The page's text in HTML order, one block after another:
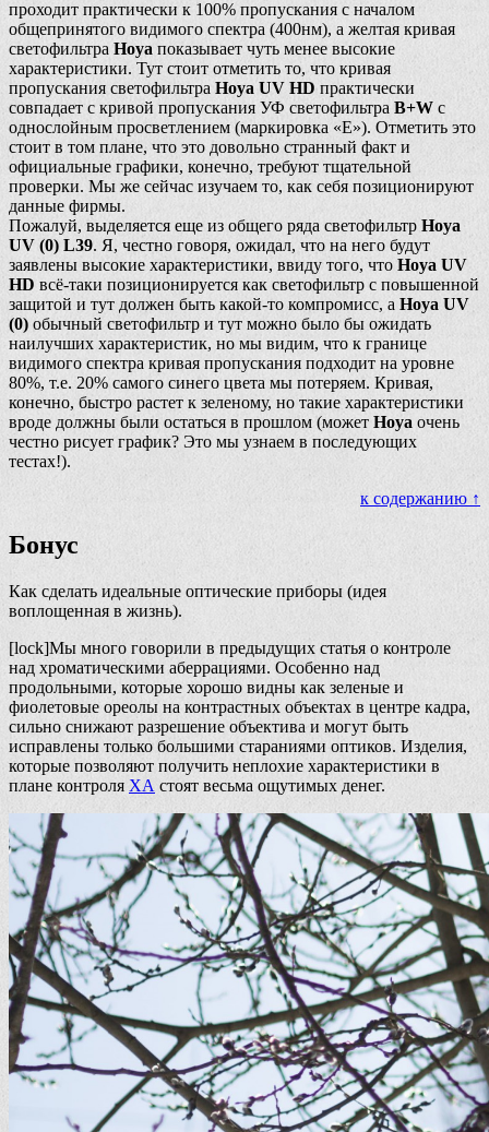
проходит практически к 100% пропускания с началом
общепринятого видимого спектра (400нм), а желтая кривая
светофильтра Hoya показывает чуть менее высокие
характеристики. Тут стоит отметить то, что кривая
пропускания светофильтра Hoya UV HD практически
совпадает с кривой пропускания УФ светофильтра B+W с
однослойным просветлением (маркировка «E»). Отметить это
стоит в том плане, что это довольно странный факт и
официальные графики, конечно, требуют тщательной
проверки. Мы же сейчас изучаем то, как себя позиционируют
данные фирмы.
Пожалуй, выделяется еще из общего ряда светофильтр Hoya
UV (0) L39. Я, честно говоря, ожидал, что на него будут
заявлены высокие характеристики, ввиду того, что Hoya UV
HD всё-таки позиционируется как светофильтр с повышенной
защитой и тут должен быть какой-то компромисс, а Hoya UV
(0) обычный светофильтр и тут можно было бы ожидать
наилучших характеристик, но мы видим, что к границе
видимого спектра кривая пропускания подходит на уровне
80%, т.е. 20% самого синего цвета мы потеряем. Кривая,
конечно, быстро растет к зеленому, но такие характеристики
вроде должны были остаться в прошлом (может Hoya очень
честно рисует график? Это мы узнаем в последующих
тестах!).
к содержанию ↑
Бонус
Как сделать идеальные оптические приборы (идея
воплощенная в жизнь).
[lock]Мы много говорили в предыдущих статья о контроле
над хроматическими аберрациями. Особенно над
продольными, которые хорошо видны как зеленые и
фиолетовые ореолы на контрастных объектах в центре кадра,
сильно снижают разрешение объектива и могут быть
исправлены только большими стараниями оптиков. Изделия,
которые позволяют получить неплохие характеристики в
плане контроля ХА стоят весьма ощутимых денег.